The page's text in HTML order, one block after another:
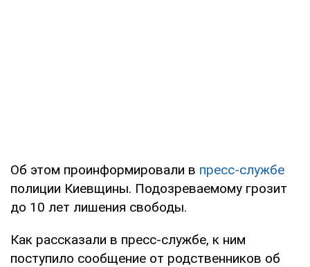
Об этом проинформировали в пресс-службе
полиции Киевщины. Подозреваемому грозит
до 10 лет лишения свободы.
Как рассказали в пресс-службе, к ним
поступило сообщение от родственников об